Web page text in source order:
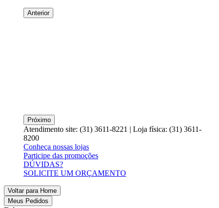
Anterior
Próximo
Atendimento site: (31) 3611-8221 | Loja física: (31) 3611-
8200
Conheça nossas lojas
Participe das promoções
DÚVIDAS?
SOLICITE UM ORÇAMENTO
Voltar para Home
Meus Pedidos